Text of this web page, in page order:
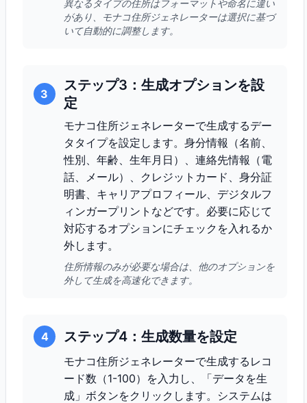
異なるタイプの住所はフォーマットや命名に違い
があり、モナコ住所ジェネレーターは選択に基づ
いて自動的に調整します。
3
ステップ3：生成オプションを設
定
モナコ住所ジェネレーターで生成するデー
タタイプを設定します。身分情報（名前、
性別、年齢、生年月日）、連絡先情報（電
話、メール）、クレジットカード、身分証
明書、キャリアプロフィール、デジタルフ
ィンガープリントなどです。必要に応じて
対応するオプションにチェックを入れるか
外します。
住所情報のみが必要な場合は、他のオプションを
外して生成を高速化できます。
4 ステップ4：生成数量を設定
モナコ住所ジェネレーターで生成するレコ
ード数（1-100）を入力し、「データを生
成」ボタンをクリックします。システムは